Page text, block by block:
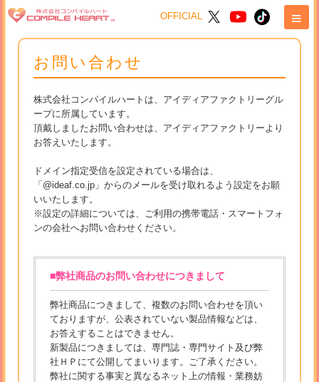
≡
OFFICIAL
お問い合わせ
株式会社コンパイルハートは、アイディアファクトリーグル
ープに所属しています。
頂戴しましたお問い合わせは、アイディアファクトリーより
お答えいたします。
ドメイン指定受信を設定されている場合は、
「@ideaf.co.jp」からのメールを受け取れるよう設定をお願
いいたします。
※設定の詳細については、ご利用の携帯電話・スマートフォ
ンの会社へお問い合わせください。
■弊社商品のお問い合わせにつきまして
弊社商品につきまして、複数のお問い合わせを頂い
ておりますが、公表されていない製品情報などは、
お答えすることはできません。
新製品につきましては、専門誌・専門サイト及び弊
社ＨＰにて公開してまいります。ご了承ください。
弊社に関する事実と異なるネット上の情報・業務妨